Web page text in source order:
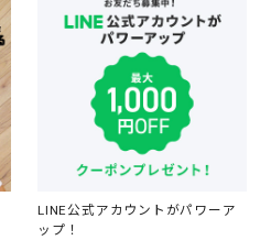
LINE公式アカウントがパワーア
ップ！